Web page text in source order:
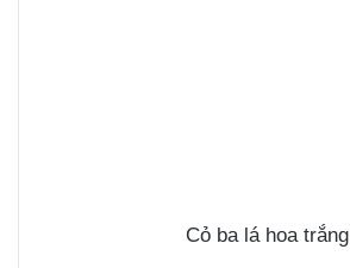
Cỏ ba lá hoa trắng